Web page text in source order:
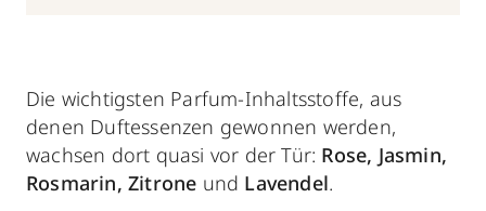
Die wichtigsten Parfum-Inhaltsstoffe, aus
denen Duftessenzen gewonnen werden,
wachsen dort quasi vor der Tür: Rose, Jasmin,
Rosmarin, Zitrone und Lavendel.